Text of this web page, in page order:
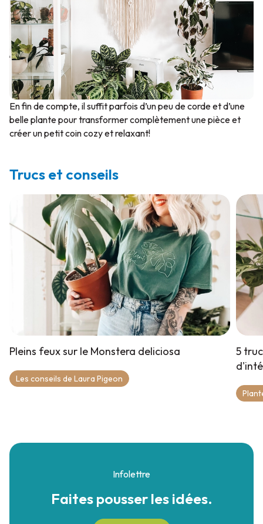
En fin de compte, il suffit parfois d’un peu de corde et d’une
belle plante pour transformer complètement une pièce et
créer un petit coin cozy et relaxant!
Trucs et conseils
Pleins feux sur le Monstera deliciosa
Les conseils de Laura Pigeon
5
Infolettre
Faites pousserles idées.